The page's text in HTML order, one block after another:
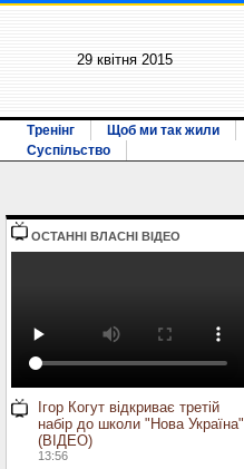
29 квiтня 2015
Тренінг Щоб ми так жили
Суспільство
ОСТАННI ВЛАСНI ВIДЕО
Ігор Когут відкриває третій
набір до школи "Нова Україна"
(ВІДЕО)
13:56